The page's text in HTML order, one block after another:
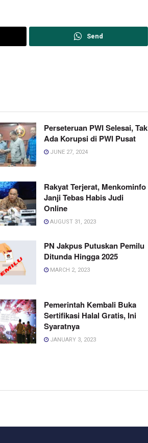
Send
Perseteruan PWI Selesai, Tak
Ada Korupsi di PWI Pusat
JUNE 27, 2024
Rakyat Terjerat, Menkominfo
Janji Tebas Habis Judi
Online
AUGUST 31, 2023
PN Jakpus Putuskan Pemilu
Ditunda Hingga 2025
MARCH 2, 2023
Pemerintah Kembali Buka
Sertifikasi Halal Gratis, Ini
Syaratnya
JANUARY 3, 2023